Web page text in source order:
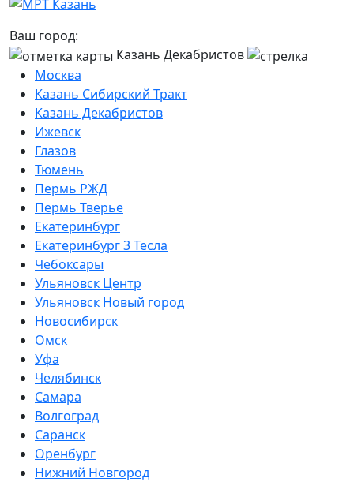
Ваш город:
Казань Декабристов
Москва
Казань Сибирский Тракт
Казань Декабристов
Ижевск
Глазов
Тюмень
Пермь РЖД
Пермь Тверье
Екатеринбург
Екатеринбург 3 Тесла
Чебоксары
Ульяновск Центр
Ульяновск Новый город
Новосибирск
Омск
Уфа
Челябинск
Самара
Волгоград
Саранск
Оренбург
Нижний Новгород